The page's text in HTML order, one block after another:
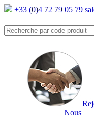
+33 (0)4 72 79 05 79
Nous